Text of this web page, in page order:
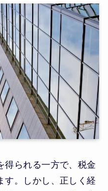
得られる一方で、税金
す。しかし、正しく経